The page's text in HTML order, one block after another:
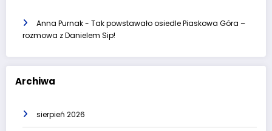
Anna Purnak- Tak powstawało osiedle Piaskowa Góra –
rozmowa z Danielem Sip!
Archiwa
sierpień 2026